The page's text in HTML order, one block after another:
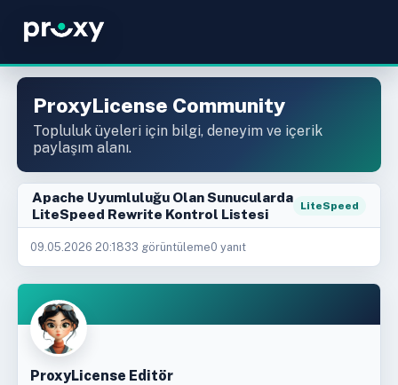
ProxyLicense Community
Topluluk üyeleri için bilgi, deneyim ve içerik
paylaşım alanı.
Apache Uyumluluğu Olan Sunucularda
LiteSpeed Rewrite Kontrol Listesi
LiteSpeed
09.05.2026 20:1833 görüntüleme0 yanıt
ProxyLicense Editör